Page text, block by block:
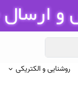
روشنایی و الکتریکی